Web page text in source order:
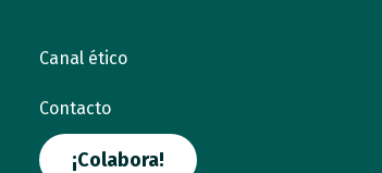
Canal ético
Contacto
¡Colabora!